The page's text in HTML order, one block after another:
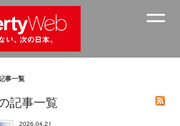
事一覧
記事一覧
2026.04.21